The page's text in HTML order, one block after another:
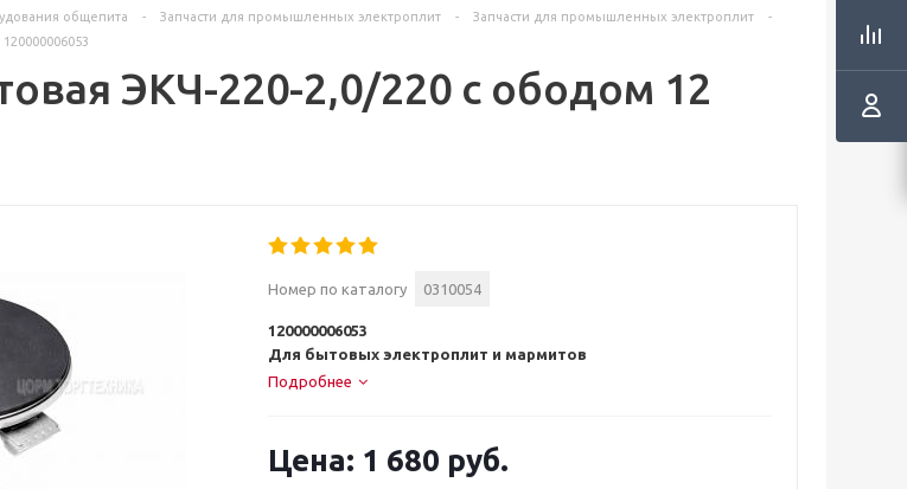
общепита - Запчасти для промышленных электроплит - Запчасти для промышленных электроплит
-
ЭКЧ-220-2,0/220 с ободом 12
Номер по каталогу 0310054
120000006053
Для бытовых электроплит и мармитов
Подробнее
1 680 руб.